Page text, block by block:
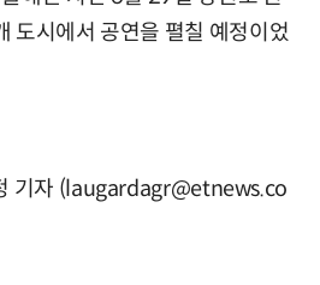
도시에서 공연을 펼칠 예정이었
기자 (laugardagr@etnews.co